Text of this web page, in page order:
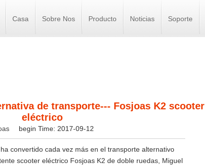
Casa Sobre Nos Producto Noticias Soporte
de transporte--- Fosjoas K2 scooter
eléctrico
begin Time: 2017-09-12
convertido cada vez más en el transporte alternativo
scooter eléctrico Fosjoas K2 de doble ruedas, Miguel